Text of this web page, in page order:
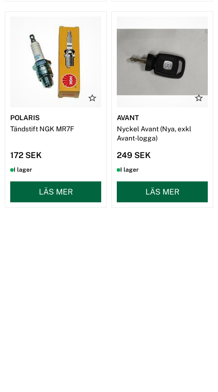
POLARIS
Tändstift NGK MR7F
172 SEK
I lager
LÄS MER
AVANT
Nyckel Avant (Nya, exkl
Avant-logga)
249 SEK
I lager
LÄS MER